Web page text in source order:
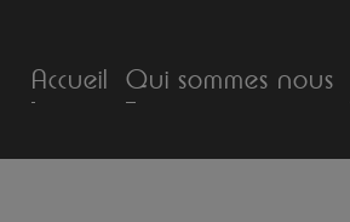
Accueil Qui sommes nous